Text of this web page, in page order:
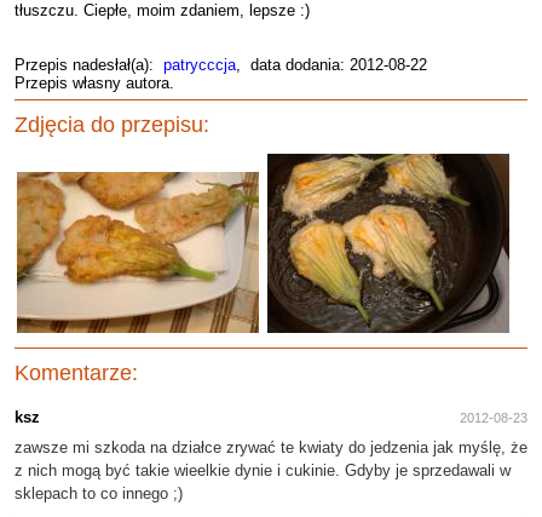
tłuszczu. Ciepłe, moim zdaniem, lepsze :)
Przepis nadesłał(a): patrycccja, data dodania: 2012-08-22
Przepis własny autora.
Zdjęcia do przepisu:
Komentarze:
ksz 2012-08-23
zawsze mi szkoda na działce zrywać te kwiaty do jedzenia jak myślę, że
z nich mogą być takie wieelkie dynie i cukinie. Gdyby je sprzedawali w
sklepach to co innego ;)